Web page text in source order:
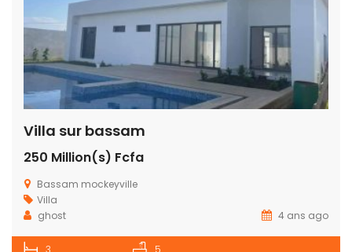
Villa sur bassam
250 Million(s) Fcfa
Bassam mockeyville
Villa
ghost
4 ans ago